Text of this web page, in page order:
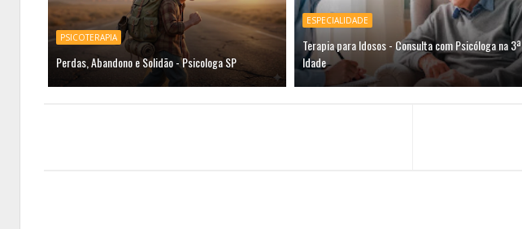
PSICOTERAPIA
Perdas, Abandono e Solidão - Psicologa SP
ESPECIALIDADE
Terapia para Idosos - Consulta com Psicóloga na 3ª
Idade